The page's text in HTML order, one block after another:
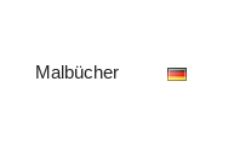
Malbücher